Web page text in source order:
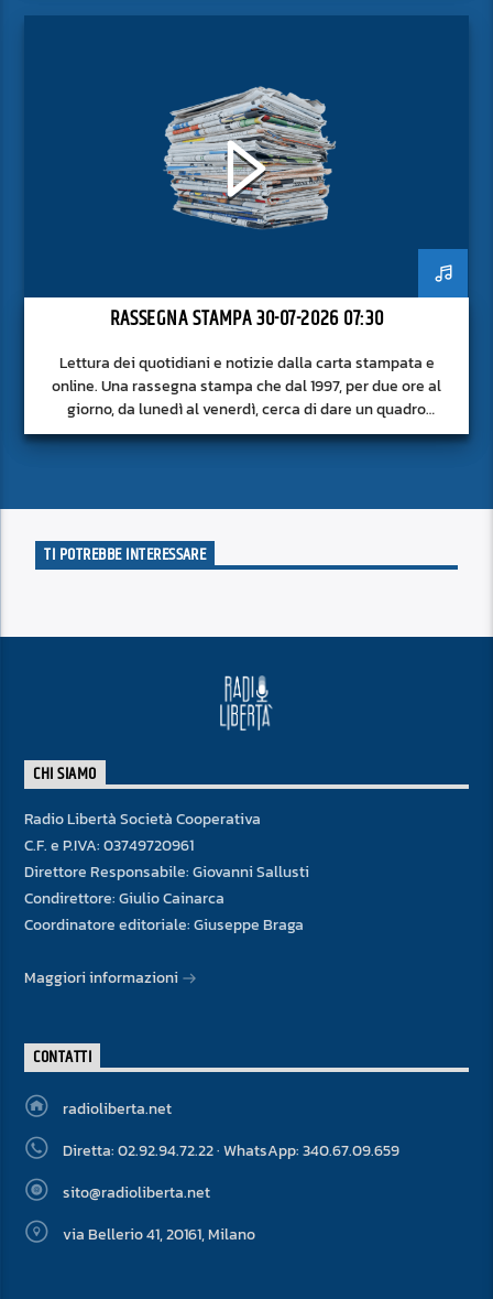
RASSEGNA STAMPA 30-07-2026 07:30
Lettura dei quotidiani e notizie dalla carta stampata e
online. Una rassegna stampa che dal 1997, per due ore al
giorno, da lunedì al venerdì, cerca di dare un quadro
approfondito delle notizie del giorno, senza fermarsi alla
TI POTREBBE INTERESSARE
CHI SIAMO
Radio Libertà Società Cooperativa
C.F. e P.IVA: 03749720961
Direttore Responsabile: Giovanni Sallusti
Condirettore: Giulio Cainarca
Coordinatore editoriale: Giuseppe Braga
Maggiori informazioni
CONTATTI
radioliberta.net
Diretta: 02.92.94.72.22 · WhatsApp: 340.67.09.659
sito@radioliberta.net
via Bellerio 41, 20161, Milano